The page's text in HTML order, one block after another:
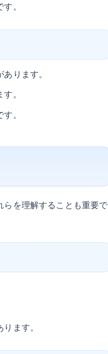
。
ります。
。
。
を理解することも重要で
ます。